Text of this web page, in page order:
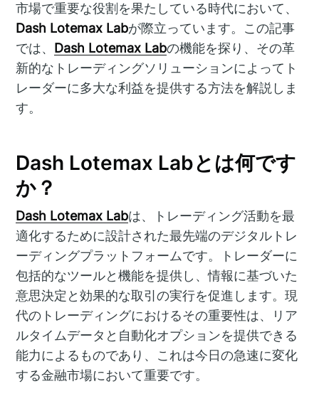
市場で重要な役割を果たしている時代において、
Dash Lotemax Labが際立っています。この記事
では、 Dash Lotemax Labの機能を探り、その革
新的なトレーディングソリューションによってト
レーダーに多大な利益を提供する方法を解説しま
す。
Dash Lotemax Labとは何です
か？
Dash Lotemax Labは、トレーディング活動を最
適化するために設計された最先端のデジタルトレ
ーディングプラットフォームです。トレーダーに
包括的なツールと機能を提供し、情報に基づいた
意思決定と効果的な取引の実行を促進します。現
代のトレーディングにおけるその重要性は、リア
ルタイムデータと自動化オプションを提供できる
能力によるものであり、これは今日の急速に変化
する金融市場において重要です。